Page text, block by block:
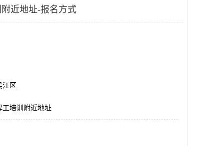
近地址-报名方式
江区
工培训附近地址